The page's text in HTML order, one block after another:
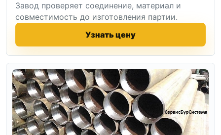
Завод проверяет соединение, материал и
совместимость до изготовления партии.
Узнать цену